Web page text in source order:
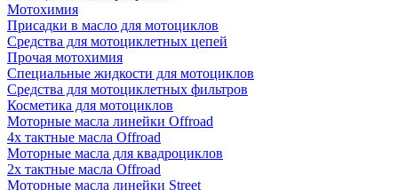
Мотохимия
Присадки в масло для мотоциклов
Средства для мотоциклетных цепей
Прочая мотохимия
Специальные жидкости для мотоциклов
Средства для мотоциклетных фильтров
Косметика для мотоциклов
Моторные масла линейки Offroad
4х тактные масла Offroad
Моторные масла для квадроциклов
2х тактные масла Offroad
Моторные масла линейки Street